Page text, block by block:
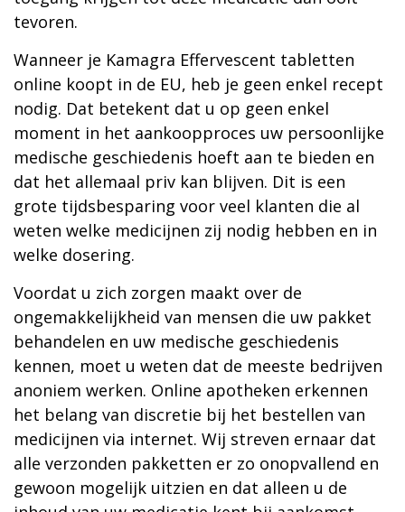
tevoren.
Wanneer je Kamagra Effervescent tabletten
online koopt in de EU, heb je geen enkel recept
nodig. Dat betekent dat u op geen enkel
moment in het aankoopproces uw persoonlijke
medische geschiedenis hoeft aan te bieden en
dat het allemaal priv kan blijven. Dit is een
grote tijdsbesparing voor veel klanten die al
weten welke medicijnen zij nodig hebben en in
welke dosering.
Voordat u zich zorgen maakt over de
ongemakkelijkheid van mensen die uw pakket
behandelen en uw medische geschiedenis
kennen, moet u weten dat de meeste bedrijven
anoniem werken. Online apotheken erkennen
het belang van discretie bij het bestellen van
medicijnen via internet. Wij streven ernaar dat
alle verzonden pakketten er zo onopvallend en
gewoon mogelijk uitzien en dat alleen u de